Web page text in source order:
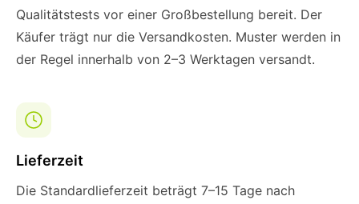
Qualitätstests vor einer Großbestellung bereit. Der
Käufer trägt nur die Versandkosten. Muster werden in
der Regel innerhalb von 2–3 Werktagen versandt.
Lieferzeit
Die Standardlieferzeit beträgt 7–15 Tage nach